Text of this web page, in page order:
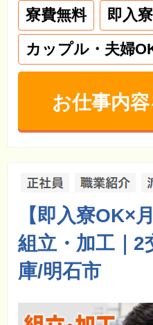
寮費無料 即入
カップル・夫婦
お仕事内
【即入寮OK×
組立・加工｜2
庫/明石市